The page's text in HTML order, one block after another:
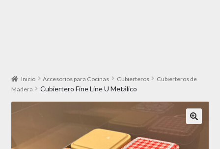
Inicio Accesorios para Cocinas Cubierteros
Cubierteros de
Madera
Cubiertero Fine Line U Metálico